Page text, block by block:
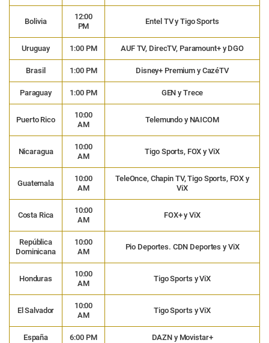
Bolivia
12:00
PM
Entel TV y Tigo Sports
Uruguay 1:00 PM AUF TV, DirecTV, Paramount+ y DGO
Brasil 1:00 PM Disney+ Premium y CazéTV
Paraguay 1:00 PM GEN y Trece
Puerto Rico
10:00
AM
Telemundo y NAICOM
Nicaragua
10:00
AM
Tigo Sports, FOX y ViX
Guatemala
10:00
AM
TeleOnce, Chapin TV, Tigo Sports, FOX y
ViX
Costa Rica
10:00
AM
FOX+ y ViX
República
Dominicana
10:00
AM
Pio Deportes. CDN Deportes y ViX
Honduras
10:00
AM
Tigo Sports y ViX
El Salvador
10:00
AM
Tigo Sports y ViX
España 6:00 PM DAZN y Movistar+